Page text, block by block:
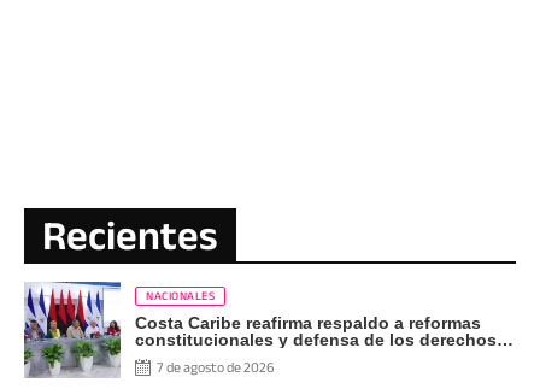
Recientes
NACIONALES
Costa Caribe reafirma respaldo a reformas
constitucionales y defensa de los derechos
del pueblo
7 de agosto de 2026